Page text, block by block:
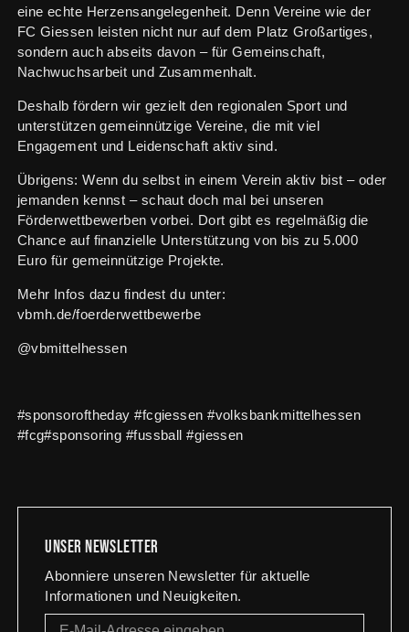
eine echte Herzensangelegenheit. Denn Vereine wie der
FC Giessen leisten nicht nur auf dem Platz Großartiges,
sondern auch abseits davon – für Gemeinschaft,
Nachwuchsarbeit und Zusammenhalt.
Deshalb fördern wir gezielt den regionalen Sport und
unterstützen gemeinnützige Vereine, die mit viel
Engagement und Leidenschaft aktiv sind.
Übrigens: Wenn du selbst in einem Verein aktiv bist – oder
jemanden kennst – schaut doch mal bei unseren
Förderwettbewerben vorbei. Dort gibt es regelmäßig die
Chance auf finanzielle Unterstützung von bis zu 5.000
Euro für gemeinnützige Projekte.
Mehr Infos dazu findest du unter:
vbmh.de/foerderwettbewerbe
@vbmittelhessen
#sponsoroftheday #fcgiessen #volksbankmittelhessen
#fcg#sponsoring #fussball #giessen
Unser newsletter
Abonniere unseren Newsletter für aktuelle
Informationen und Neuigkeiten.